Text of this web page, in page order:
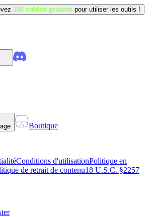
100 crédits gratuits pour utiliser les outils !
Boutique
Conditions d'utilisationPolitique en
de retrait de contenu18 U.S.C. §2257